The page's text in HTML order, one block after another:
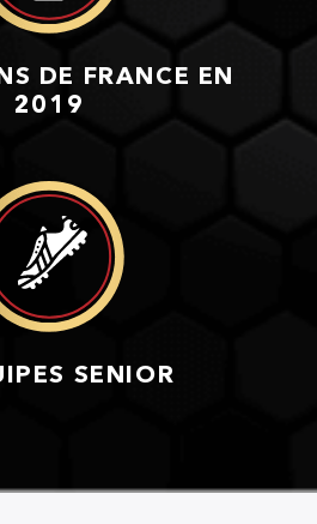
DE FRANCE EN
2019
SENIOR